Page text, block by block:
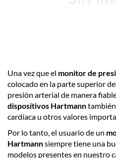
Una vez que el monitor de
colocado en la parte superior
presión arterial de manera
dispositivos Hartmann
cardíaca u otros valores
Por lo tanto, el usuario de un
Hartmannsiempre tiene una
modelos presentes en nuestro